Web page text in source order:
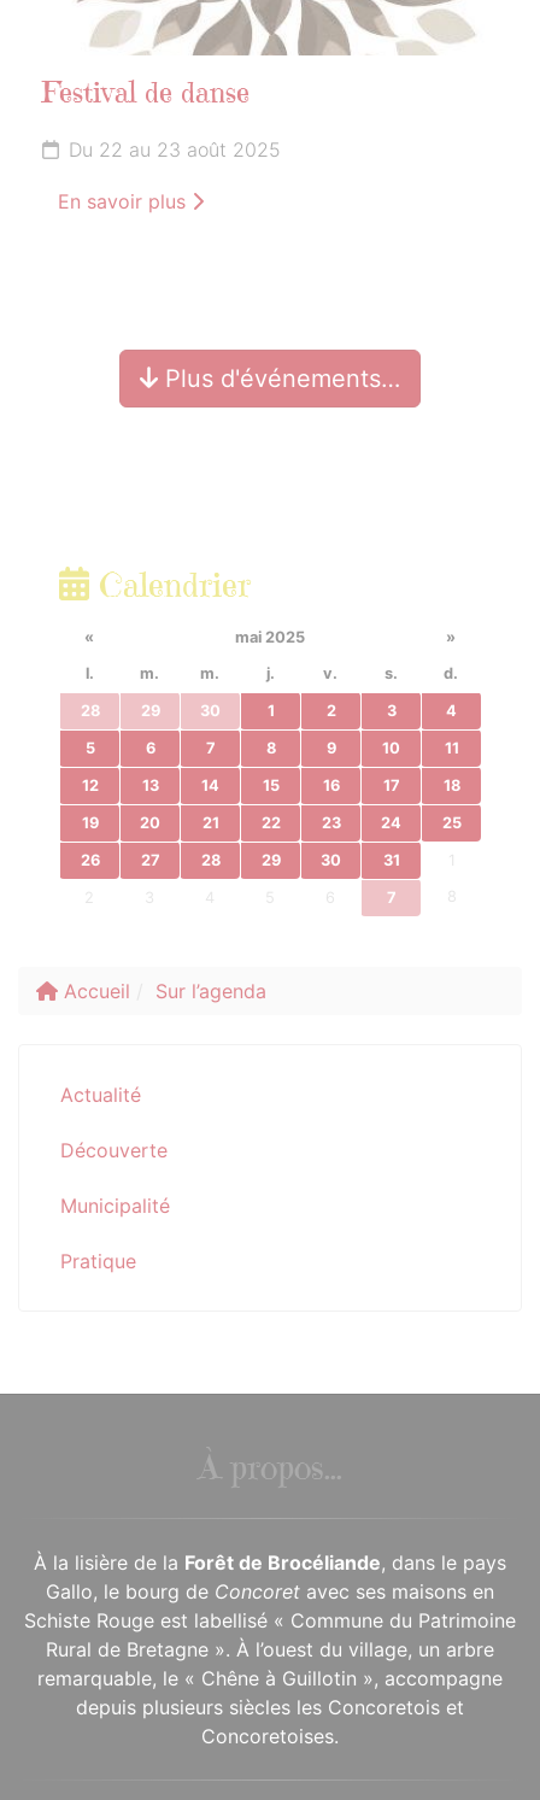
Festival de danse
Du 22 au 23 août 2025
En savoir plus
Plus d'événements…
Calendrier
« mai 2025
»
l.
m. m. j. v. s. d.
28 29 30 1 2 3 4
5 6 7 8 9 10 11
12 13 14 15 16 17 18
19 20 21 22 23 24 25
26 27 28 29 30 31
2 3 4 5 6 7 8
Accueil Sur l’agenda
Actualité
Découverte
Municipalité
Pratique
À propos...
À la lisière de la Forêt de Brocéliande, dans le pays
Gallo, le bourg de Concoret avec ses maisons en
Schiste Rouge est labellisé « Commune du Patrimoine
Rural de Bretagne ». À l’ouest du village, un arbre
remarquable, le « Chêne à Guillotin », accompagne
depuis plusieurs siècles les Concoretois et
Concoretoises.